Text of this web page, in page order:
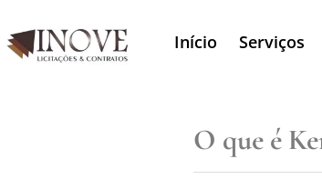
Início Serviços
O que é